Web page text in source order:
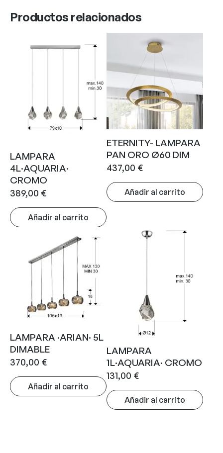
Productos relacionados
LAMPARA
4L·AQUARIA·
CROMO
389,00 €
Añadir al carrito
ETERNITY- LAMPARA
PAN ORO Ø60 DIM
437,00 €
Añadir al carrito
LAMPARA ·ARIAN· 5L
DIMABLE
370,00 €
Añadir al carrito
LAMPARA
1L·AQUARIA· CROMO
131,00 €
Añadir al carrito